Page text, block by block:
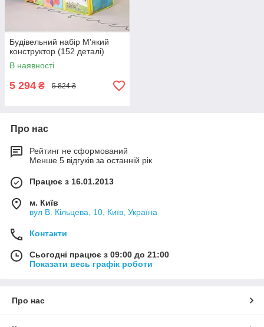
Будівельний набір М'який
конструктор (152 деталі)
В наявності
5 294 ₴ 5 824 ₴
Про нас
Рейтинг не сформований
Менше 5 відгуків за останній рік
Працює з 16.01.2013
м. Київ
вул В. Кільцева, 10, Київ, Україна
Контакти
Сьогодні працює з 09:00 до 21:00
Показати весь графік роботи
Про нас